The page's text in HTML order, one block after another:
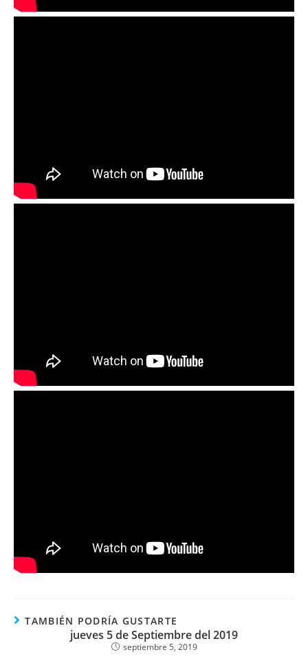
TAMBIÉN PODRÍA GUSTARTE
jueves 5 de Septiembre del 2019
septiembre 5, 2019